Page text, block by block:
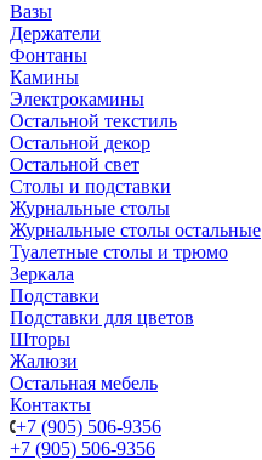
Вазы
Держатели
Фонтаны
Камины
Электрокамины
Остальной текстиль
Остальной декор
Остальной свет
Столы и подставки
Журнальные столы
Журнальные столы остальные
Туалетные столы и трюмо
Зеркала
Подставки
Подставки для цветов
Шторы
Жалюзи
Остальная мебель
Контакты
+7 (905) 506-9356
+7 (905) 506-9356